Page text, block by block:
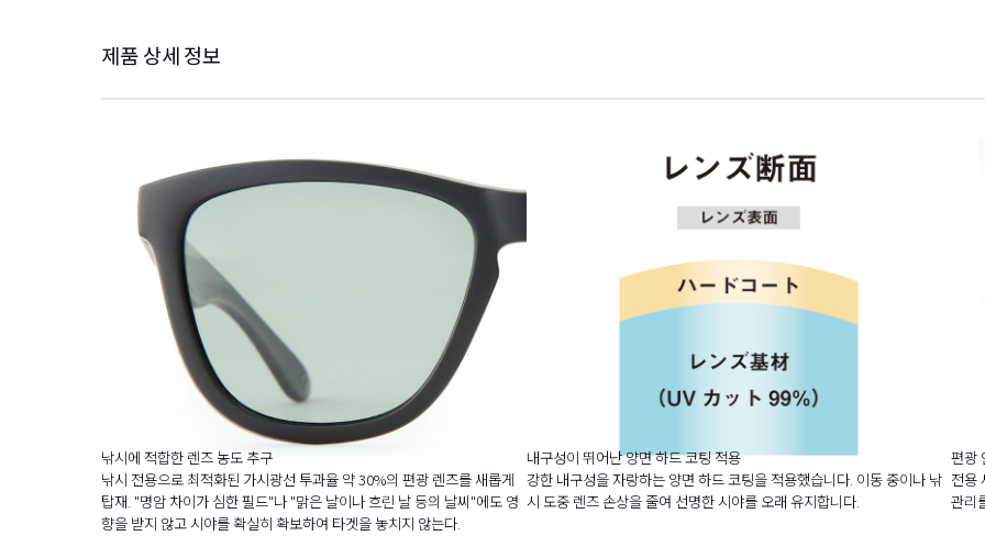
제품 상세 정보
낚시에 적합한 렌즈 농도 추구
낚시 전용으로 최적화된 가시광선 투과율 약 30%의 편광 렌즈를 새롭게
탑재. "명암 차이가 심한 필드"나 "맑은 날이나 흐린 날 등의 날씨"에도 영
향을 받지 않고 시야를 확실히 확보하여 타겟을 놓치지 않는다.
내구성이 뛰어난 양면 하드 코팅 적용
강한 내구성을 자랑하는 양면 하드 코팅을 적용했습니다. 이동 중이나 낚
시 도중 렌즈 손상을 줄여 선명한 시야를 오래 유지합니다.
편광
전용
관리